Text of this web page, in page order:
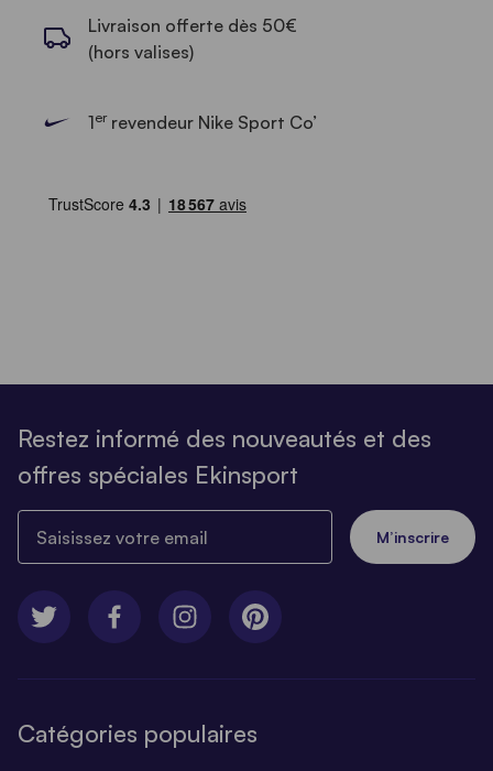
Livraison offerte dès 50€
(hors valises)
1errevendeur Nike Sport Co’
Restez informé des nouveautés et des
offres spéciales Ekinsport
M’inscrire
Catégories populaires